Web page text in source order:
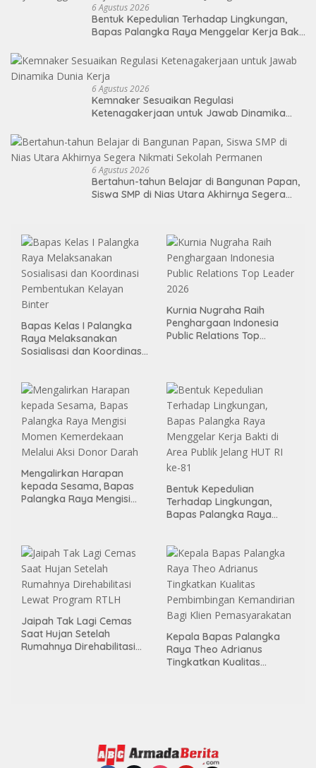
6 Agustus 2026
Bentuk Kepedulian Terhadap Lingkungan,
Bapas Palangka Raya Menggelar Kerja Bakti
6 Agustus 2026
Kemnaker Sesuaikan Regulasi
Ketenagakerjaan untuk Jawab Dinamika
6 Agustus 2026
Bertahun-tahun Belajar di Bangunan Papan,
Siswa SMP di Nias Utara Akhirnya Segera
Bapas Kelas I Palangka
Raya Melaksanakan
Sosialisasi dan Koordinasi
Kurnia Nugraha Raih
Penghargaan Indonesia
Public Relations Top
Mengalirkan Harapan
kepada Sesama, Bapas
Palangka Raya Mengisi
Bentuk Kepedulian
Terhadap Lingkungan,
Bapas Palangka Raya
ke-81
Jaipah Tak Lagi Cemas
Saat Hujan Setelah
Rumahnya Direhabilitasi
Kepala Bapas Palangka
Raya Theo Adrianus
Tingkatkan Kualitas